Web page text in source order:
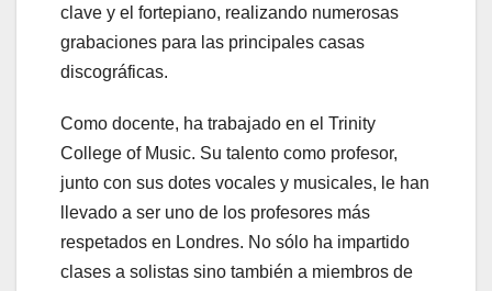
clave y el fortepiano, realizando numerosas
grabaciones para las principales casas
discográficas.
Como docente, ha trabajado en el Trinity
College of Music. Su talento como profesor,
junto con sus dotes vocales y musicales, le han
llevado a ser uno de los profesores más
respetados en Londres. No sólo ha impartido
clases a solistas sino también a miembros de